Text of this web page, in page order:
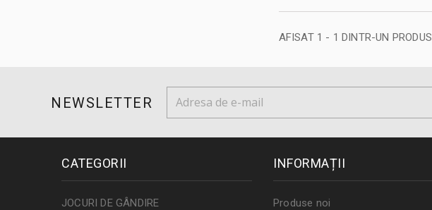
AFISAT 1 - 1 DINTR-UN PRODUS
NEWSLETTER
CATEGORII
JOCURI DE GÂNDIRE
INFORMAȚII
Produse noi